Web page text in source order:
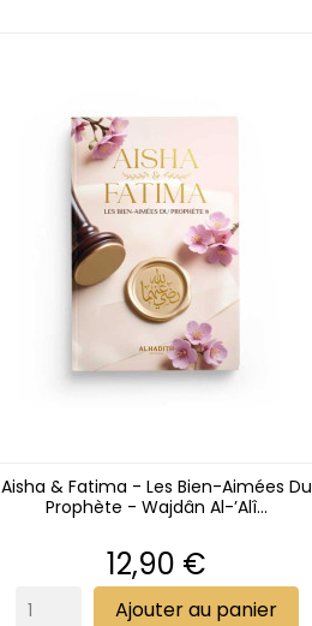
Aisha & Fatima - Les Bien-Aimées Du
Prophète - Wajdân Al-’Alî...
Prix
12,90 €
Ajouter au panier